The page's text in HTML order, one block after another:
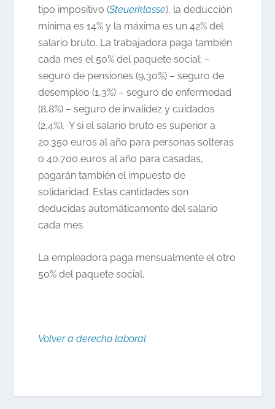
tipo impositivo (Steuerklasse), la deducción
mínima es 14% y la máxima es un 42% del
salario bruto. La trabajadora paga también
cada mes el 50% del paquete social: –
seguro de pensiones (9,30%) – seguro de
desempleo (1,3%) – seguro de enfermedad
(8,8%) – seguro de invalidez y cuidados
(2,4%). Y si el salario bruto es superior a
20.350 euros al año para personas solteras
o 40.700 euros al año para casadas,
pagarán también el impuesto de
solidaridad. Estas cantidades son
deducidas automáticamente del salario
cada mes.
La empleadora paga mensualmente el otro
50% del paquete social.
Volver a derecho laboral